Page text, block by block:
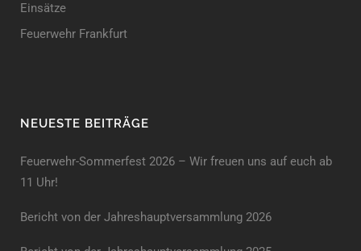
Einsätze
Feuerwehr Frankfurt
NEUESTE BEITRÄGE
Feuerwehr-Sommerfest 2026 – Wir freuen uns auf euch ab
11 Uhr!
Bericht von der Jahreshauptversammlung 2026